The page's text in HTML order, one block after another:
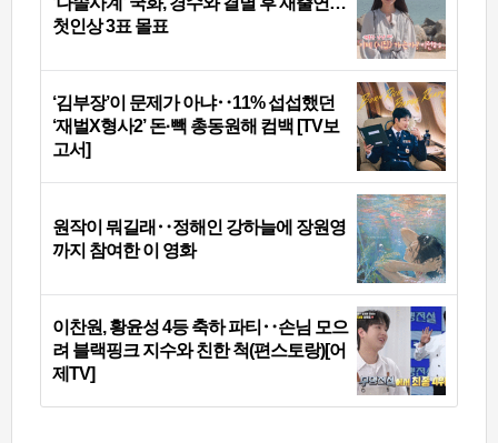
첫인상 3표 몰표
‘김부장’이 문제가 아냐‥11% 섭섭했던
‘재벌X형사2’ 돈·빽 총동원해 컴백 [TV보
고서]
원작이 뭐길래‥정해인 강하늘에 장원영
까지 참여한 이 영화
이찬원, 황윤성 4등 축하 파티‥손님 모으
려 블랙핑크 지수와 친한 척(편스토랑)[어
제TV]